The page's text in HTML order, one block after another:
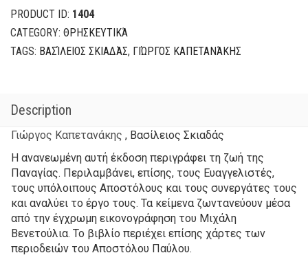
ΟΙ
ΑΠΟΣΤΟΛΟΙ
-
ΟΙ
PRODUCT ID: 1404
CATEGORY: ΘΡΗΣΚΕΥΤΙΚΆ
TAGS: ΒΑΣΊΛΕΙΟΣ ΣΚΙΑΔΆΣ, ΓΙΏΡΓΟΣ ΚΑΠΕΤΑΝΆΚΗΣ
Description
Γιώργος Καπετανάκης , Βασίλειος Σκιαδάς
Η ανανεωμένη αυτή έκδοση περιγράφει τη ζωή της
Παναγίας. Περιλαμβάνει, επίσης, τους Ευαγγελιστές,
τους υπόλοιπους Αποστόλους και τους συνεργάτες τους
και αναλύει το έργο τους. Τα κείμενα ζωντανεύουν μέσα
από την έγχρωμη εικονογράφηση του Μιχάλη
Βενετούλια. Το βιβλίο περιέχει επίσης χάρτες των
περιοδειών του Αποστόλου Παύλου.